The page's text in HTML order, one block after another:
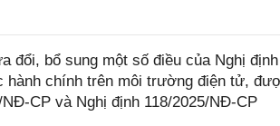
đổi, bổ sung một số điều của Nghị
hành chính trên môi trường điện tử,
CP và Nghị định 118/2025/NĐ-CP